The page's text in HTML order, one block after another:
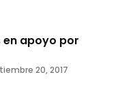
en apoyo por
20, 2017